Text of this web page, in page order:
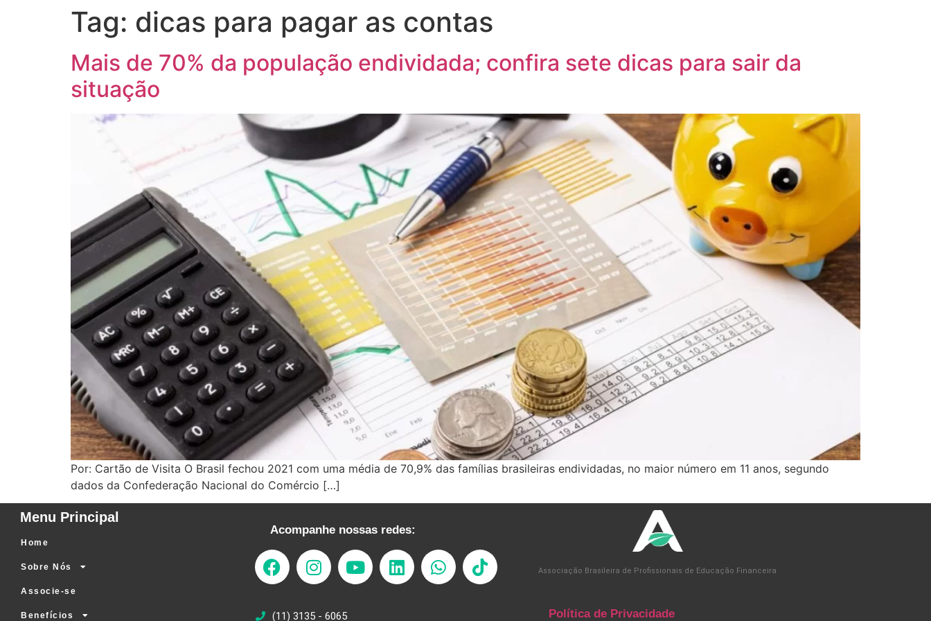
Tag: dicas para pagar as contas
Mais de 70% da população endividada; confira sete dicas para sair da
situação
Por: Cartão de Visita O Brasil fechou 2021 com uma média de 70,9% das famílias brasileiras endividadas, no maior número em 11 anos, segundo
dados da Confederação Nacional do Comércio […]
Menu Principal
Home
Sobre Nós
Associe-se
Benefícios
Acompanhe nossas redes:
(11) 3135 - 6065
Associação Brasileira de Profissionais de Educação Financeira
Política de Privacidade